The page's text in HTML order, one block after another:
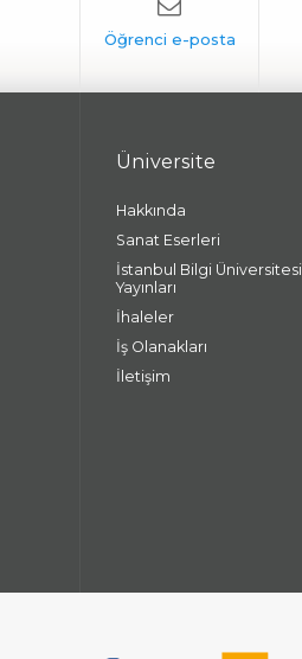
Üniversite
Hakkında
Sanat Eserleri
İstanbul Bilgi Üniversitesi
Yayınları
İhaleler
İş Olanakları
İletişim